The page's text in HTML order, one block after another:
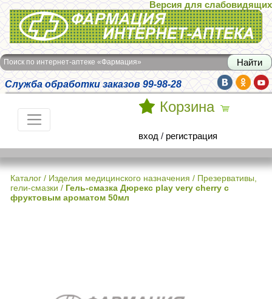
Интернет-аптека Фармация
Версия для слабовидящих
Поиск по интернет-аптеке «Фармация»
Служба обработки заказов 99-98-28
Корзина
вход / регистрация
Каталог / Изделия медицинского назначения / Презервативы,
гели-смазки / Гель-смазка Дюрекс play very cherry с
фруктовым ароматом 50мл